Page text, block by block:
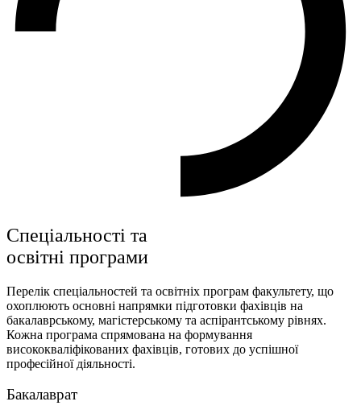
Спеціальності та
освітні програми
Перелік спеціальностей та освітніх програм факультету, що
охоплюють основні напрямки підготовки фахівців на
бакалаврському, магістерському та аспірантському рівнях.
Кожна програма спрямована на формування
висококваліфікованих фахівців, готових до успішної
професійної діяльності.
Бакалаврат